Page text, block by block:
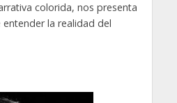
colorida, nos presenta
la realidad del